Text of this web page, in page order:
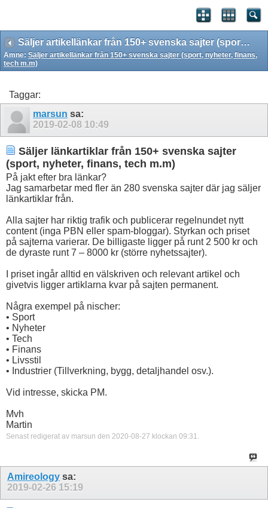
Säljer artikellänkar från 150+ svenska sajter (sport, nyheter, finans, tech m.m)
Ämne: Säljer artikellänkar från 150+ svenska sajter (sport, nyheter, finans,
tech m.m)
Taggar:
marsun sa:
2019-02-08 10:49
Säljer länkartiklar från 150+ svenska sajter
(sport, nyheter, finans, tech m.m)
På jakt efter bra länkar?
Jag samarbetar med fler än 280 svenska sajter där jag säljer
länkartiklar från.
Alla sajter har riktig trafik och publicerar regelnundet nytt
content (inga PBN eller spam-bloggar). Styrkan och priset
på sajterna varierar. De billigaste ligger på runt 2 500 kr och
de dyraste runt 7 – 8000 kr (större nyhetssajter).
I priset ingår alltid en välskriven och relevant artikel och
givetvis ligger artiklarna kvar på sajten permanent.
Några exempel på nischer:
• Sport
• Nyheter
• Tech
• Finans
• Livsstil
• Industrier (Tillverkning, bygg, detaljhandel osv.).
Vid intresse, skicka PM.
Mvh
Martin
Senast redigerat av marsun den 2020-08-27 klockan 09:31.
Amireology sa:
2019-02-26 15:19